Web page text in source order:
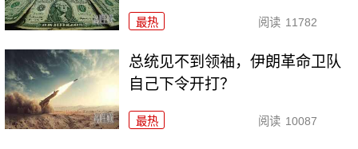
最热 阅读 11782
总统见不到领袖，伊朗革命卫队
自己下令开打？
最热 阅读 10087